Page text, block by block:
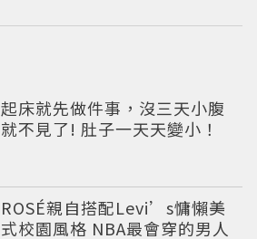
起床就先做件事，沒三天小腹
就不見了! 肚子一天天變小！
ROSÉ親自搭配Levi’s慵懶美
式校園風格 NBA最會穿的男人